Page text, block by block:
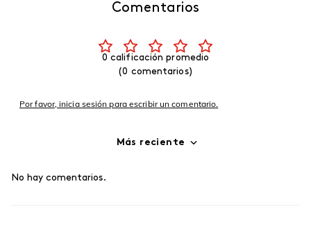
Comentarios
0 calificación promedio
(0 comentarios)
Por favor, inicia sesión para escribir un comentario.
Más reciente
No hay comentarios.